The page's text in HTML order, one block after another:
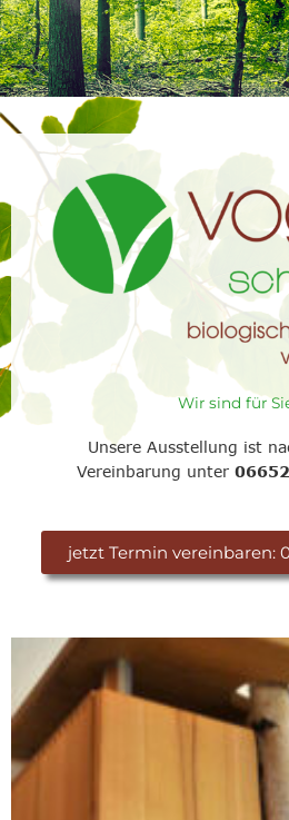
Wir sind für
Unsere Ausstellung ist
Vereinbarung unter
jetzt Termin vereinbaren: